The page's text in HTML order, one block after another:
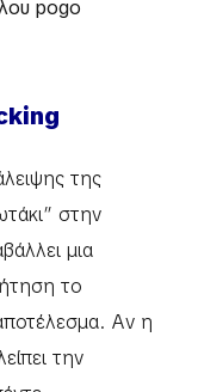
pogo
της
στην
μια
το
Αν η
την